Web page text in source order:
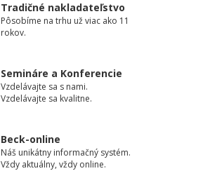
Tradičné nakladateľstvo
Pôsobíme na trhu už viac ako 11
rokov.
Semináre a Konferencie
Vzdelávajte sa s nami.
Vzdelávajte sa kvalitne.
Beck-online
Náš unikátny informačný systém.
Vždy aktuálny, vždy online.